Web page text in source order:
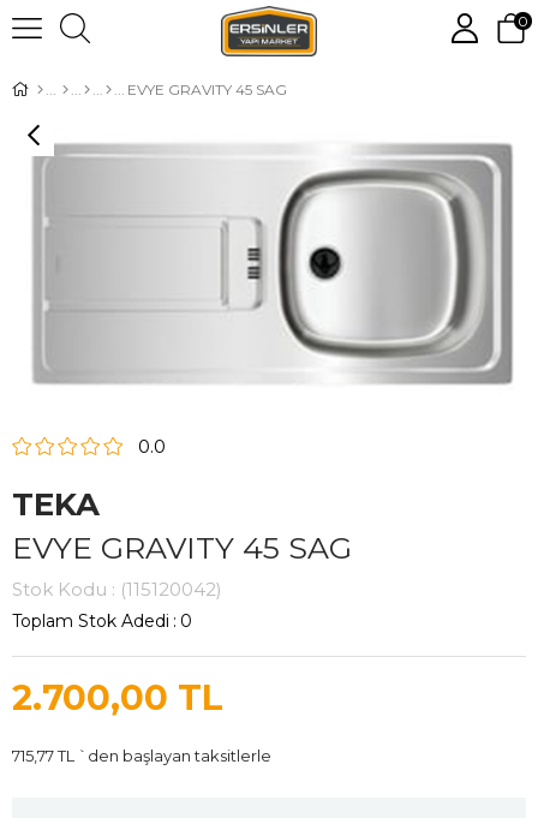
0
EVYE GRAVITY 45 SAG
0.0
TEKA
EVYE GRAVITY 45 SAG
Stok Kodu (115120042)
Toplam Stok Adedi : 0
2.700,00 TL
715,77 TL `den başlayan taksitlerle